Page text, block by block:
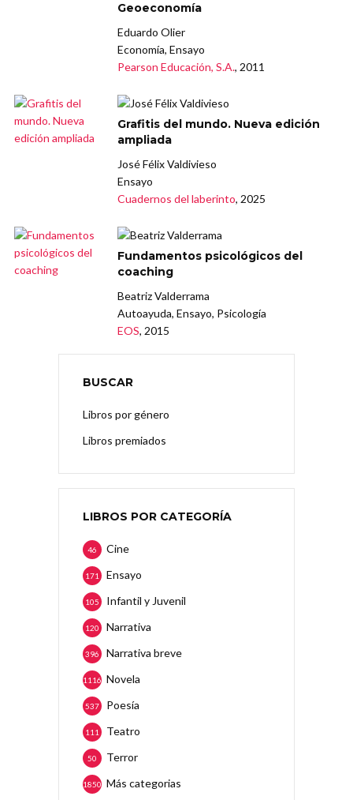
Geoeconomía
Eduardo Olier
Economía, Ensayo
Pearson Educación, S.A., 2011
Grafitis del mundo. Nueva edición
ampliada
José Félix Valdivieso
Ensayo
Cuadernos del laberinto, 2025
Fundamentos psicológicos del
coaching
Beatriz Valderrama
Autoayuda, Ensayo, Psicología
EOS, 2015
BUSCAR
Libros por género
Libros premiados
LIBROS POR CATEGORÍA
Cine
46
Ensayo
171
Infantil y Juvenil
105
Narrativa
120
Narrativa breve
396
Novela
1116
Poesía
537
Teatro
111
Terror
50
Más categorias
1850